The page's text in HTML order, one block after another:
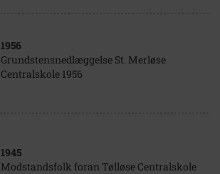
1956
Grundstensnedlæggelse St. Merløse
Centralskole 1956
1945
Modstandsfolk foran Tølløse Centralskole